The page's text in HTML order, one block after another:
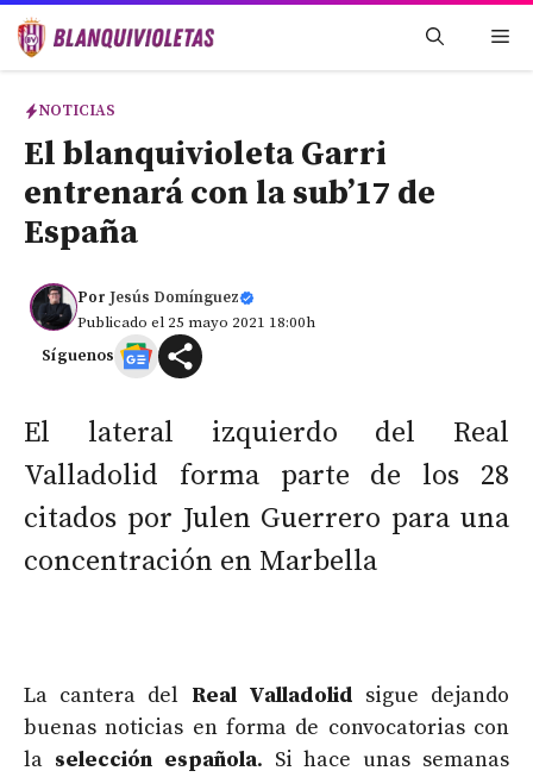
Saltar
NOTICIAS
El blanquivioleta Garri
entrenará con la sub’17 de
España
Por Jesús Domínguez
Publicado el 25 mayo 2021 18:00h
Síguenos
El lateral izquierdo del Real
Valladolid forma parte de los 28
citados por Julen Guerrero para una
concentración en Marbella
La cantera del Real Valladolid sigue dejando
buenas noticias en forma de convocatorias con
la selección española. Si hace unas semanas